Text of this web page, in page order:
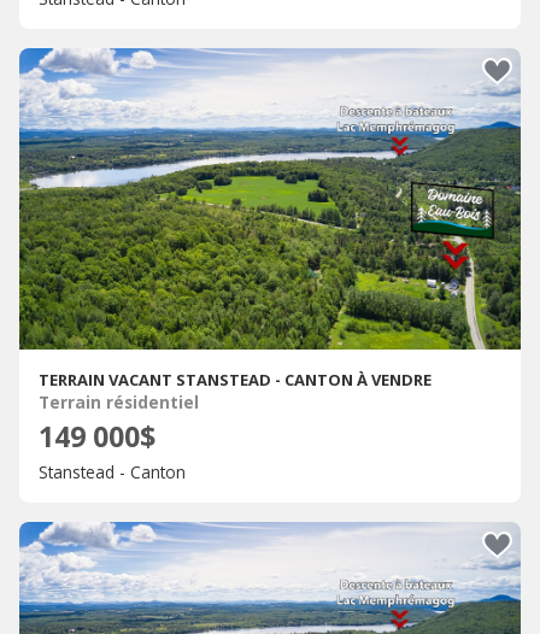
TERRAIN VACANT STANSTEAD - CANTON À VENDRE
Terrain résidentiel
149 000$
Stanstead - Canton